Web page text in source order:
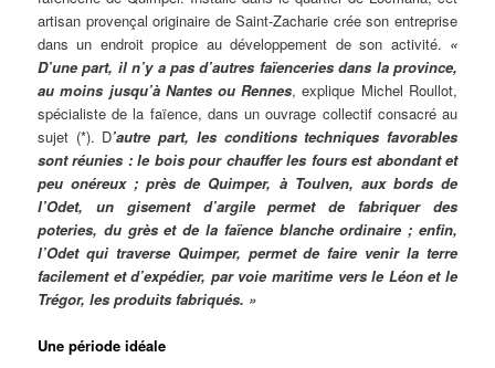
artisan provençal originaire de Saint-Zacharie crée son entreprise
dans un endroit propice au développement de son activité. «
D’une part, il n’y a pas d’autres faïenceries dans la province,
au moins jusqu’à Nantes ou Rennes, explique Michel Roullot,
spécialiste de la faïence, dans un ouvrage collectif consacré au
sujet (*). D’autre part, les conditions techniques favorables
sont réunies : le bois pour chauffer les fours est abondant et
peu onéreux ; près de Quimper, à Toulven, aux bords de
l’Odet, un gisement d’argile permet de fabriquer des
poteries, du grès et de la faïence blanche ordinaire ; enfin,
l’Odet qui traverse Quimper, permet de faire venir la terre
facilement et d’expédier, par voie maritime vers le Léon et le
Trégor, les produits fabriqués. »
Une période idéale